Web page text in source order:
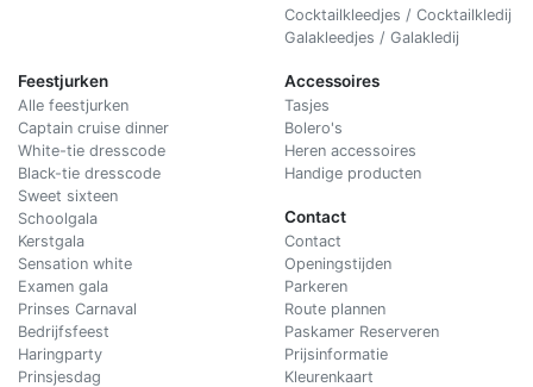
Cocktailkleedjes / Cocktailkledij
Galakleedjes / Galakledij
Feestjurken
Alle feestjurken
Captain cruise dinner
White-tie dresscode
Black-tie dresscode
Sweet sixteen
Schoolgala
Kerstgala
Sensation white
Examen gala
Prinses Carnaval
Bedrijfsfeest
Haringparty
Prinsjesdag
Accessoires
Tasjes
Bolero's
Heren accessoires
Handige producten
Contact
Contact
Openingstijden
Parkeren
Route plannen
Paskamer Reserveren
Prijsinformatie
Kleurenkaart